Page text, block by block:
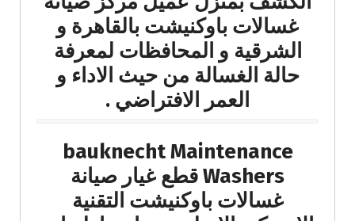
غسالات باوكنيشت بالقاهرة و
الشرقية و المحافظات لمعرفة
حالة الغسالة من حيث الاداء و
العمر الافتراضي .
bauknecht Maintenance
Washers قطع غيار صيانة
غسالات باوكنيشت التقنية